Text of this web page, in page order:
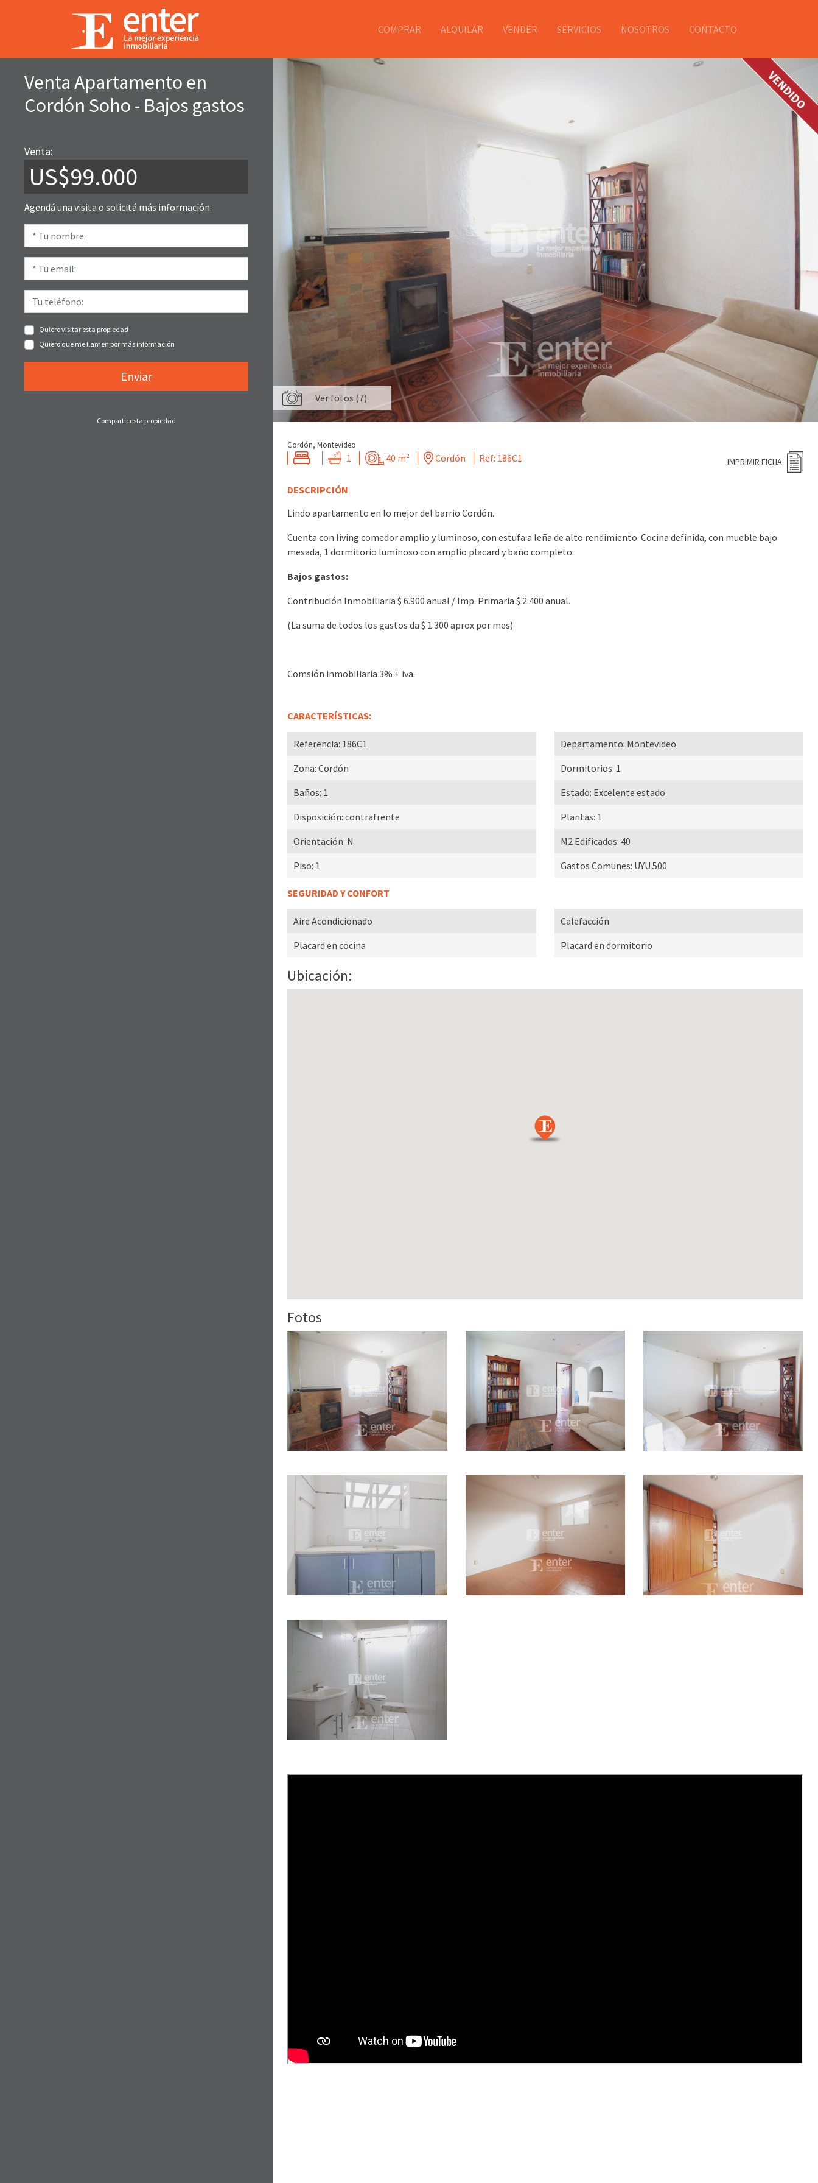
COMPRAR ALQUILAR VENDER SERVICIOS NOSOTROS CONTACTO
Venta Apartamento en
Cordón Soho - Bajos gastos
Venta:
US$99.000
Agendá una visita o solicitá más información:
Quiero visitar esta propiedad
Quiero que me llamen por más información
Enviar
Compartir esta propiedad
VENDIDO
Ver fotos (7)
Cordón, Montevideo
1 40 m² Cordón Ref: 186C1 IMPRIMIR FICHA
DESCRIPCIÓN
Lindo apartamento en lo mejor del barrio Cordón.
Cuenta con living comedor amplio y luminoso, con estufa a leña de alto rendimiento. Cocina definida, con mueble bajo
mesada, 1 dormitorio luminoso con amplio placard y baño completo.
Bajos gastos:
Contribución Inmobiliaria $ 6.900 anual / Imp. Primaria $ 2.400 anual.
(La suma de todos los gastos da $ 1.300 aprox por mes)
Comsión inmobiliaria 3% + iva.
CARACTERÍSTICAS:
Referencia: 186C1 Departamento: Montevideo
Zona: Cordón Dormitorios: 1
Baños: 1 Estado: Excelente estado
Disposición: contrafrente Plantas: 1
Orientación: N M2 Edificados: 40
Piso: 1 Gastos Comunes: UYU 500
SEGURIDAD Y CONFORT
Aire Acondicionado
Calefacción
Placard en cocina
Placard en dormitorio
Ubicación:
Fotos